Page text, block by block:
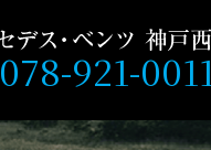
078-921-0011